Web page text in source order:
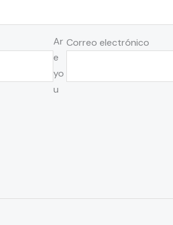
Correo electrónico
Ar
e
yo
u